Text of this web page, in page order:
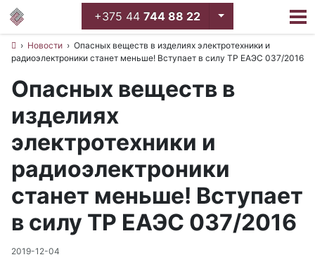
+375 44 744 88 22 Toggle Dropdown
› Новости › Опасных веществ в изделиях электротехники и
радиоэлектроники станет меньше! Вступает в силу ТР ЕАЭС 037/2016
Опасных веществ в
изделиях
электротехники и
радиоэлектроники
станет меньше! Вступает
в силу ТР ЕАЭС 037/2016
2019-12-04